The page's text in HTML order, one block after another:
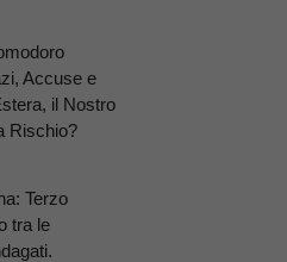
Accuse e
il Nostro
Rischio?
Terzo
tra le